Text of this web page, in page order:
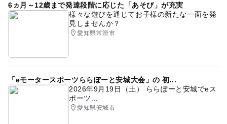
6ヵ月～12歳まで発達段階に応じた「あそび」が充実
様々な遊びを通じてお子様の新たな一面を発
見しませんか？
愛知県常滑市
「eモータースポーツららぽーと安城大会」の 初...
2026年9月19日（土） ららぽーと安城でeス
ポーツ...
愛知県安城市